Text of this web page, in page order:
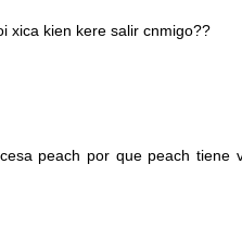
xica kien kere salir cnmigo??
peach por que peach tiene